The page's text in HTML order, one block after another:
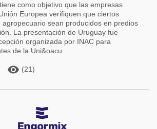
como objetivo que las empresas
Europea verifiquen que ciertos
agropecuario sean producidos en predios
La presentación de Uruguay fue
organizada por INAC para
de la Uni&oacu ...
remove_red_eye (21)